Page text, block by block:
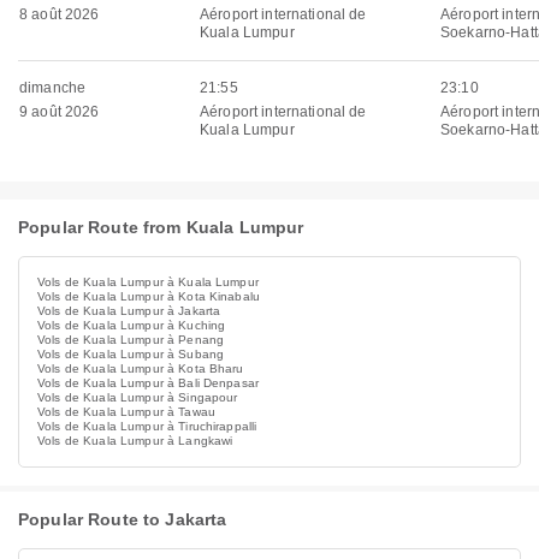
8 août 2026
Aéroport international de
Kuala Lumpur
Aéroport
Soekarno-
dimanche
9 août 2026
21:55
Aéroport international de
Kuala Lumpur
23:10
Aéroport
Soekarno-
Popular Route from Kuala Lumpur
Vols de Kuala Lumpur à Kuala Lumpur
Vols de Kuala Lumpur à Kota Kinabalu
Vols de Kuala Lumpur à Jakarta
Vols de Kuala Lumpur à Kuching
Vols de Kuala Lumpur à Penang
Vols de Kuala Lumpur à Subang
Vols de Kuala Lumpur à Kota Bharu
Vols de Kuala Lumpur à Bali Denpasar
Vols de Kuala Lumpur à Singapour
Vols de Kuala Lumpur à Tawau
Vols de Kuala Lumpur à Tiruchirappalli
Vols de Kuala Lumpur à Langkawi
Popular Route to Jakarta